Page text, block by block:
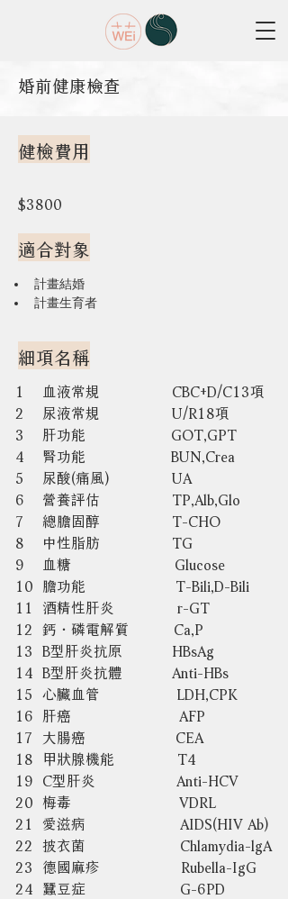
婚前健康檢查
健檢費用
$3800
適合對象
計畫結婚
計畫生育者
細項名稱
1    血液常規                CBC+D/C13項
2    尿液常規                U/R18項
3    肝功能                   GOT,GPT
4    腎功能                   BUN,Crea
5    尿酸(痛風)              UA
6    營養評估                TP,Alb,Glo
7    總膽固醇                T-CHO
8    中性脂肪                TG
9    血糖                       Glucose
10  膽功能                    T-Bili,D-Bili
11  酒精性肝炎              r-GT
12  鈣・磷電解質          Ca,P
13  B型肝炎抗原           HBsAg
14  B型肝炎抗體           Anti-HBs
15  心臟血管                 LDH,CPK
16  肝癌                        AFP
17  大腸癌                    CEA
18  甲狀腺機能              T4
19  C型肝炎                  Anti-HCV
20  梅毒                        VDRL
21  愛滋病                     AIDS(HIV Ab)
22  披衣菌                     Chlamydia-lgA
23  德國麻疹                  Rubella-IgG
24  蠶豆症                     G-6PD